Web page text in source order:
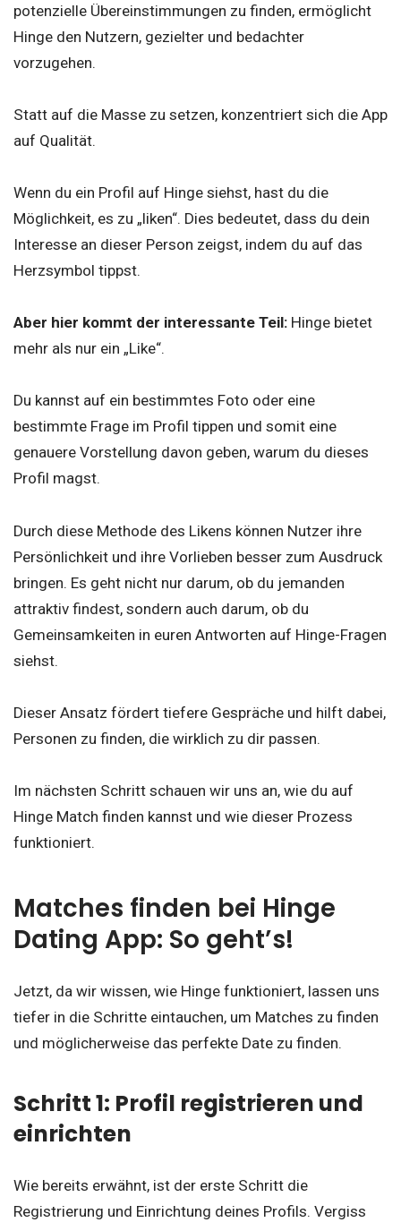
potenzielle Übereinstimmungen zu finden, ermöglicht
Hinge den Nutzern, gezielter und bedachter
vorzugehen.
Statt auf die Masse zu setzen, konzentriert sich die App
auf Qualität.
Wenn du ein Profil auf Hinge siehst, hast du die
Möglichkeit, es zu „liken“. Dies bedeutet, dass du dein
Interesse an dieser Person zeigst, indem du auf das
Herzsymbol tippst.
Aber hier kommt der interessante Teil: Hinge bietet
mehr als nur ein „Like“.
Du kannst auf ein bestimmtes Foto oder eine
bestimmte Frage im Profil tippen und somit eine
genauere Vorstellung davon geben, warum du dieses
Profil magst.
Durch diese Methode des Likens können Nutzer ihre
Persönlichkeit und ihre Vorlieben besser zum Ausdruck
bringen. Es geht nicht nur darum, ob du jemanden
attraktiv findest, sondern auch darum, ob du
Gemeinsamkeiten in euren Antworten auf Hinge-Fragen
siehst.
Dieser Ansatz fördert tiefere Gespräche und hilft dabei,
Personen zu finden, die wirklich zu dir passen.
Im nächsten Schritt schauen wir uns an, wie du auf
Hinge Match finden kannst und wie dieser Prozess
funktioniert.
Matches finden bei Hinge
Dating App: So geht’s!
Jetzt, da wir wissen, wie Hinge funktioniert, lassen uns
tiefer in die Schritte eintauchen, um Matches zu finden
und möglicherweise das perfekte Date zu finden.
Schritt 1: Profil registrieren und
einrichten
Wie bereits erwähnt, ist der erste Schritt die
Registrierung und Einrichtung deines Profils. Vergiss